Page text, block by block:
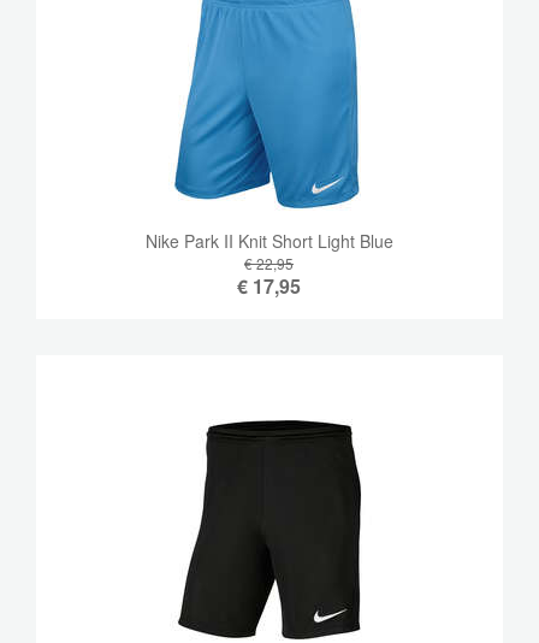
Nike Park II Knit Short Light Blue
€ 22,95
€ 17,95